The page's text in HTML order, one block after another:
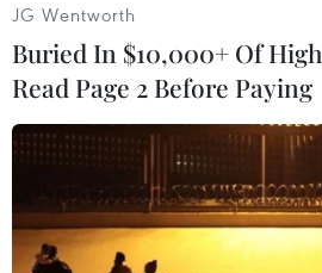
#COVID-19
#kinh phí hỗ trợ
#trục lợi chính
Theo dõi VietnamPlus
JG Wentworth
Buried In $10,000+ Of
Read Page 2 Before Paying